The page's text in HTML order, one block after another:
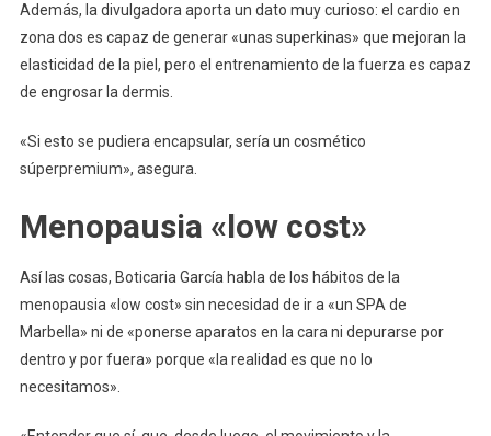
Además, la divulgadora aporta un dato muy curioso: el cardio en
zona dos es capaz de generar «unas superkinas» que mejoran la
elasticidad de la piel, pero el entrenamiento de la fuerza es capaz
de engrosar la dermis.
«Si esto se pudiera encapsular, sería un cosmético
súperpremium», asegura.
Menopausia «low cost»
Así las cosas, Boticaria García habla de los hábitos de la
menopausia «low cost» sin necesidad de ir a «un SPA de
Marbella» ni de «ponerse aparatos en la cara ni depurarse por
dentro y por fuera» porque «la realidad es que no lo
necesitamos».